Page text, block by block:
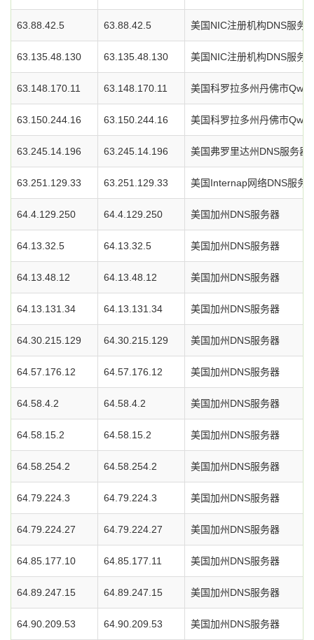
63.88.42.5 63.88.42.5 美国NIC注册机构DNS服务
63.135.48.130 63.135.48.130 美国NIC注册机构DNS服务
63.148.170.11 63.148.170.11 美国科罗拉多州丹佛市
63.150.244.16 63.150.244.16 美国科罗拉多州丹佛市
63.245.14.196 63.245.14.196 美国弗罗里达州DNS服务器
63.251.129.33 63.251.129.33 美国Internap网络DNS服务
64.4.129.250 64.4.129.250 美国加州DNS服务器
64.13.32.5 64.13.32.5 美国加州DNS服务器
64.13.48.12 64.13.48.12 美国加州DNS服务器
64.13.131.34 64.13.131.34 美国加州DNS服务器
64.30.215.129 64.30.215.129 美国加州DNS服务器
64.57.176.12 64.57.176.12 美国加州DNS服务器
64.58.4.2 64.58.4.2 美国加州DNS服务器
64.58.15.2 64.58.15.2 美国加州DNS服务器
64.58.254.2 64.58.254.2 美国加州DNS服务器
64.79.224.3 64.79.224.3 美国加州DNS服务器
64.79.224.27 64.79.224.27 美国加州DNS服务器
64.85.177.10 64.85.177.11 美国加州DNS服务器
64.89.247.15 64.89.247.15 美国加州DNS服务器
64.90.209.53 64.90.209.53 美国加州DNS服务器